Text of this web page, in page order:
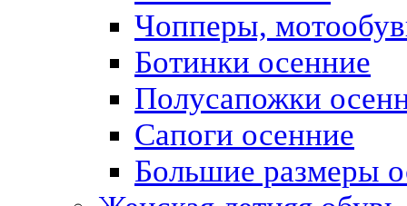
Чопперы,
Ботинки осенние
Полусапожки
Сапоги осенние
Большие размеры